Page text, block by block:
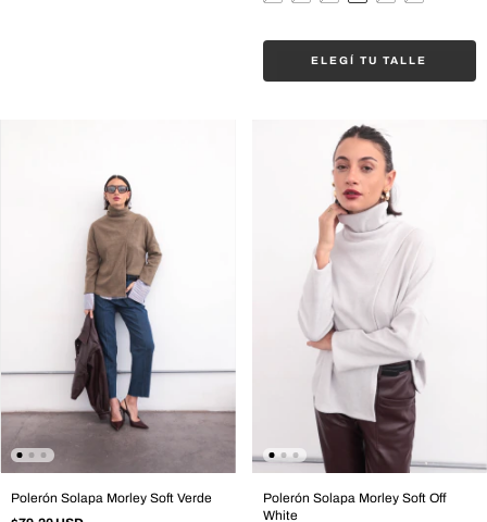
ELEGÍ TU TALLE
Polerón Solapa Morley Soft Verde
Polerón Solapa Morley Soft Off
White